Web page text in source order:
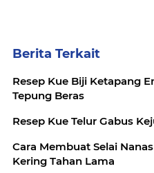
Berita Terkait
Resep Kue Biji Ketapang
Tepung Beras
Resep Kue Telur Gabus
Cara Membuat Selai
Kering Tahan Lama